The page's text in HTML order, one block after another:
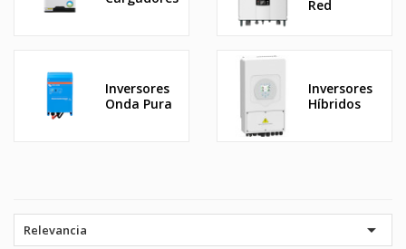
Red
Inversores
Onda Pura
Inversores
Híbridos
Relevancia 